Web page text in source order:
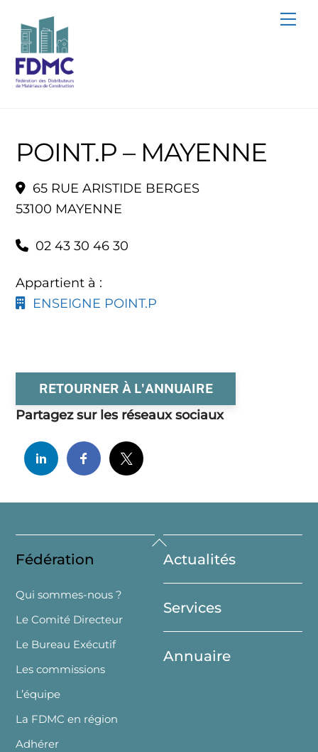
content
POINT.P – MAYENNE
65 RUE ARISTIDE BERGES
53100 MAYENNE
02 43 30 46 30
Appartient à :
ENSEIGNE POINT.P
RETOURNER À L'ANNUAIRE
Partagez sur les réseaux sociaux
Back
To
Top
Fédération
Qui sommes-nous ?
Le Comité Directeur
Le Bureau Exécutif
Les commissions
L’équipe
La FDMC en région
Adhérer
Actualités
Services
Annuaire